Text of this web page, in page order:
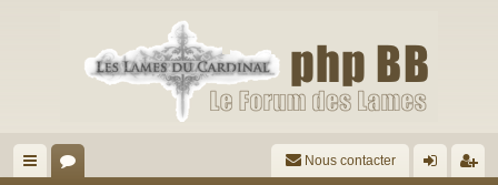
Nous contacter